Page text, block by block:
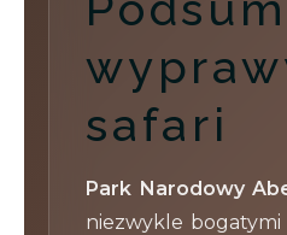
safari
Park Narodowy
niezwykle bogatymi